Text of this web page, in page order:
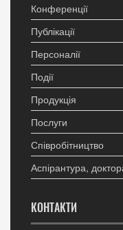
Конференції
Публікації
Персоналії
Події
Продукція
Послуги
Співробітництво
Аспірантура,
КОНТАКТИ